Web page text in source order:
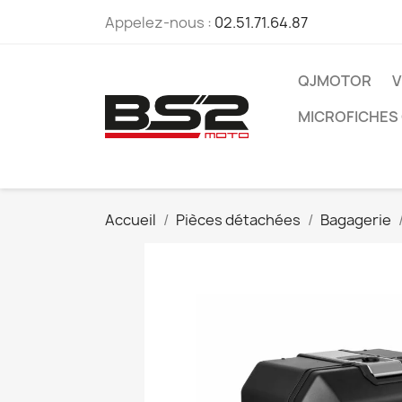
Appelez-nous : 02.51.71.64.87
QJMOTOR
Accueil Pièces détachées Bagagerie